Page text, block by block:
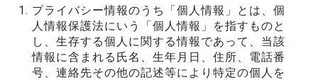
プライバシー情報のうち「個人情報」とは、個
人情報保護法にいう「個人情報」を指すものと
し、生存する個人に関する情報であって、当該
情報に含まれる氏名、生年月日、住所、電話番
号、連絡先その他の記述等により特定の個人を